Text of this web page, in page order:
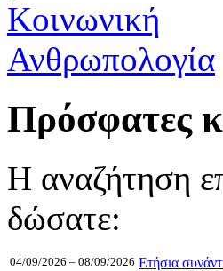
Πρόσφατες
Η αναζήτηση
δώσατε:
04/09/2026 – 08/09/2026 Ετήσια